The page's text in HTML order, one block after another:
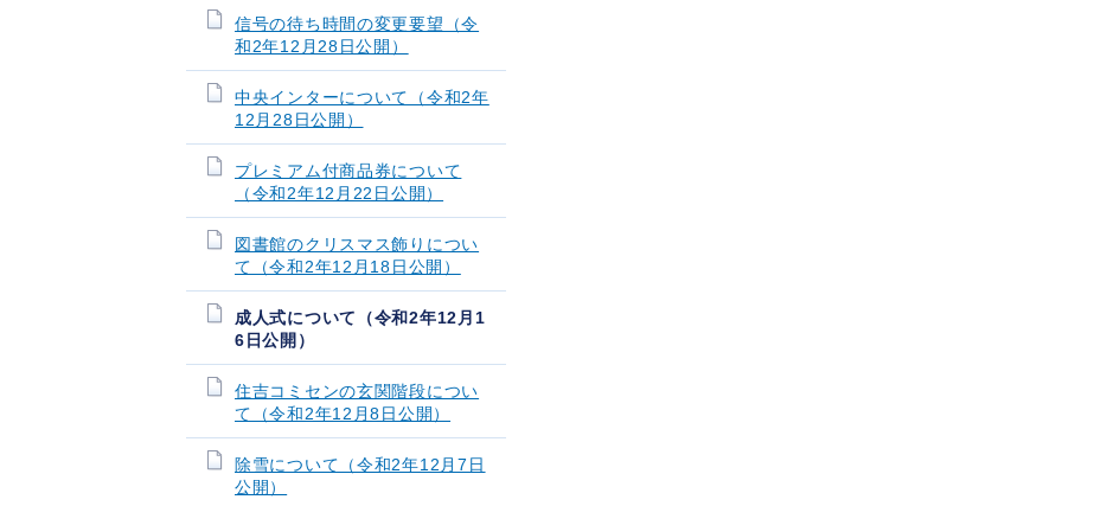
信号の待ち時間の変更要望（令
和2年12月28日公開）
中央インターについて（令和2年
12月28日公開）
プレミアム付商品券について
（令和2年12月22日公開）
図書館のクリスマス飾りについ
て（令和2年12月18日公開）
成人式について（令和2年12月1
6日公開）
住吉コミセンの玄関階段につい
て（令和2年12月8日公開）
除雪について（令和2年12月7日
公開）